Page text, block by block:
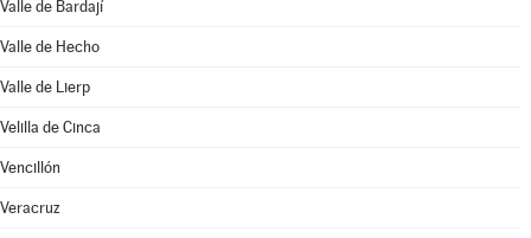
Valle de Bardají
Valle de Hecho
Valle de Lierp
Velilla de Cinca
Vencillón
Veracruz